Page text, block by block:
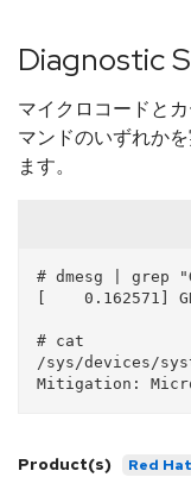
Diagnostic
マイクロコードと
マンドのいずれか
ます。
# dmesg | grep
[    0.162571]
# cat
/sys/devices/
Product(s) Red